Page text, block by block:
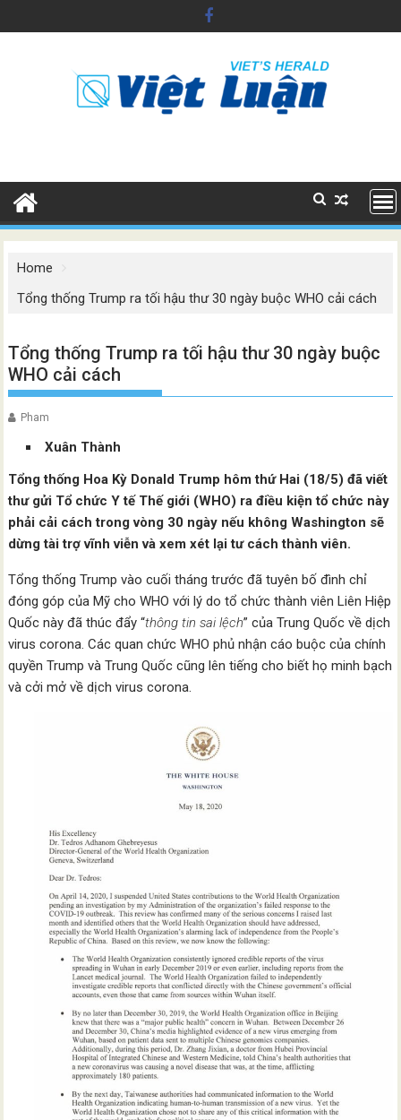
to
Home
Tổng thống Trump ra tối hậu thư 30 ngày buộc WHO cải cách
Tổng thống Trump ra tối hậu thư 30 ngày buộc
WHO cải cách
Pham
Xuân Thành
Tổng thống Hoa Kỳ Donald Trump hôm thứ Hai (18/5) đã viết
thư gửi Tổ chức Y tế Thế giới (WHO) ra điều kiện tổ chức này
phải cải cách trong vòng 30 ngày nếu không Washington sẽ
dừng tài trợ vĩnh viễn và xem xét lại tư cách thành viên.
Tổng thống Trump vào cuối tháng trước đã tuyên bố đình chỉ
đóng góp của Mỹ cho WHO với lý do tổ chức thành viên Liên Hiệp
Quốc này đã thúc đẩy “thông tin sai lệch” của Trung Quốc về dịch
virus corona. Các quan chức WHO phủ nhận cáo buộc của chính
quyền Trump và Trung Quốc cũng lên tiếng cho biết họ minh bạch
và cởi mở về dịch virus corona.